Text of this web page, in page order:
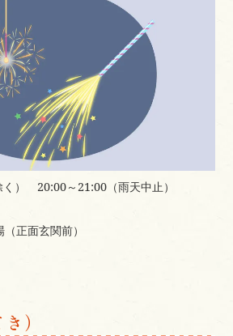
） 20:00～21:00（雨天中止）
正面玄関前）
）